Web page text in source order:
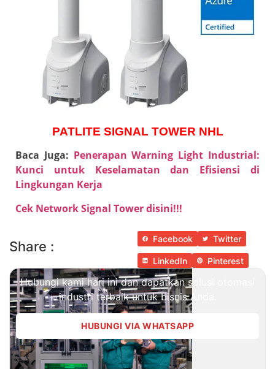
PATLITE SIGNAL TOWER NHL
Baca Juga: Penerapan Warning Light Industrial:
Kunci untuk Keselamatan dan Efisiensi di
Lingkungan Kerja
Cek Network Signal Tower disini!!!
Share : Facebook Twitter
LinkedIn Pinterest
Hubungi kami hari ini dan dapatkan solusi otomasi
industri terbaik untuk bisnis Anda.
HUBUNGI VIA WHATSAPP